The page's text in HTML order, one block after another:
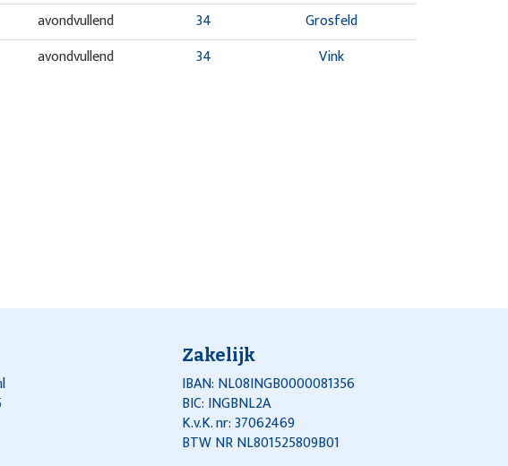
avondvullend 34
Grosfeld
avondvullend 34 Vink
Zakelijk
IBAN: NL08INGB0000081356
BIC: INGBNL2A
K.v.K. nr: 37062469
BTW NR NL801525809B01